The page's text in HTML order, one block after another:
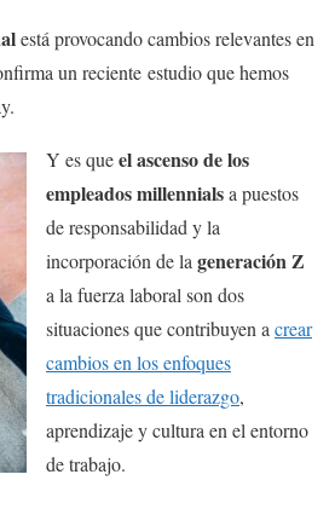
está provocando cambios relevantes en
un reciente estudio que hemos
Y es queel ascenso de los
empleados millennialsa puestos
de responsabilidad y la
incorporación de la generación Z
a la fuerza laboral son dos
situaciones que contribuyen a crear
cambios en los enfoques
tradicionales de liderazgo,
aprendizaje y cultura en el entorno
de trabajo.